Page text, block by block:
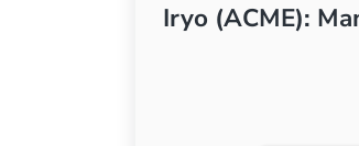
Iryo (ACME):